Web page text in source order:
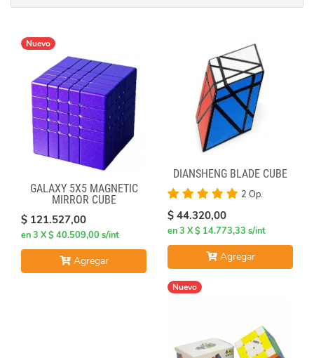
Nuevo
GALAXY 5X5 MAGNETIC
MIRROR CUBE
$ 121.527,00
en 3 X $ 40.509,00 s/int
Agregar
DIANSHENG BLADE CUBE
2 Op.
$ 44.320,00
en 3 X $ 14.773,33 s/int
Agregar
Nuevo